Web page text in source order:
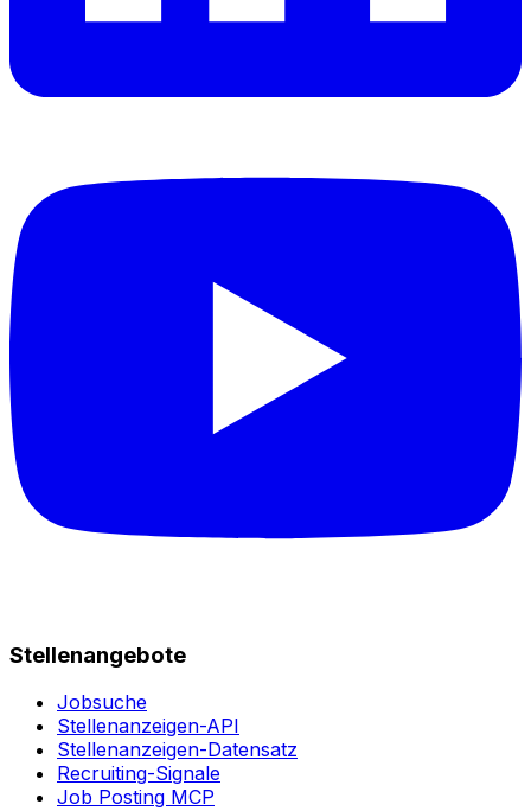
Stellenangebote
Jobsuche
Stellenanzeigen-API
Stellenanzeigen-Datensatz
Recruiting-Signale
Job Posting MCP